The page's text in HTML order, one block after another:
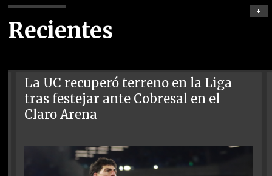
Recientes
+
La UC recuperó terreno en la Liga
tras festejar ante Cobresal en el
Claro Arena